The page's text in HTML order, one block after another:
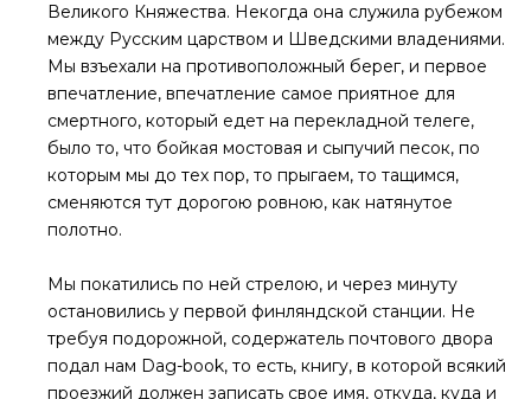
Великого Княжества. Некогда она служила рубежом
между Русским царством и Шведскими владениями.
Мы взъехали на противоположный берег, и первое
впечатление, впечатление самое приятное для
смертного, который едет на перекладной телеге,
было то, что бойкая мостовая и сыпучий песок, по
которым мы до тех пор, то прыгаем, то тащимся,
сменяются тут дорогою ровною, как натянутое
полотно.
Мы покатились по ней стрелою, и через минуту
остановились у первой финляндской станции. Не
требуя подорожной, содержатель почтового двора
подал нам Dag-book, то есть, книгу, в которой всякий
проезжий должен записать свое имя, откуда, куда и